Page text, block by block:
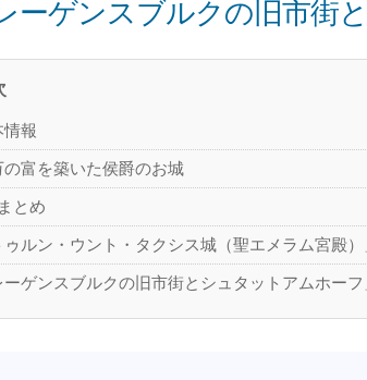
ーゲンスブルクの旧市街
情報
の富を築いた侯爵のお城
まとめ
ゥルン・ウント・タクシス城（聖エメラム宮殿
ーゲンスブルクの旧市街とシュタットアムホー